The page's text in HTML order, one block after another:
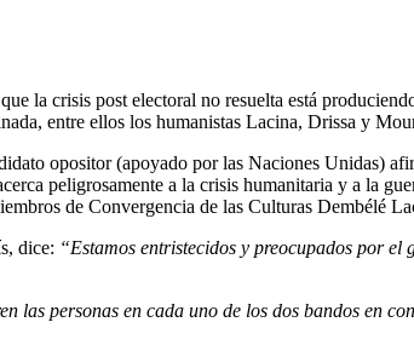
la crisis post electoral no resuelta está
entre ellos los humanistas Lacina, Drissa y
opositor (apoyado por las Naciones Unidas)
peligrosamente a la crisis humanitaria y a la
de Convergencia de las Culturas Dembélé
dice: “Estamos entristecidos y preocupados por
personas en cada uno de los dos bandos en